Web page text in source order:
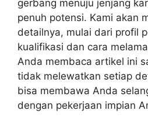
gerbang menuju jenjang
penuh potensi. Kami akan
detailnya, mulai dari profil
kualifikasi dan cara
Anda membaca artikel ini
tidak melewatkan setiap
bisa membawa Anda
dengan pekerjaan impian